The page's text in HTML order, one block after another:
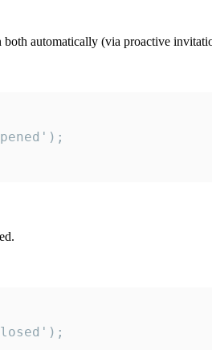
automatically (via proactive